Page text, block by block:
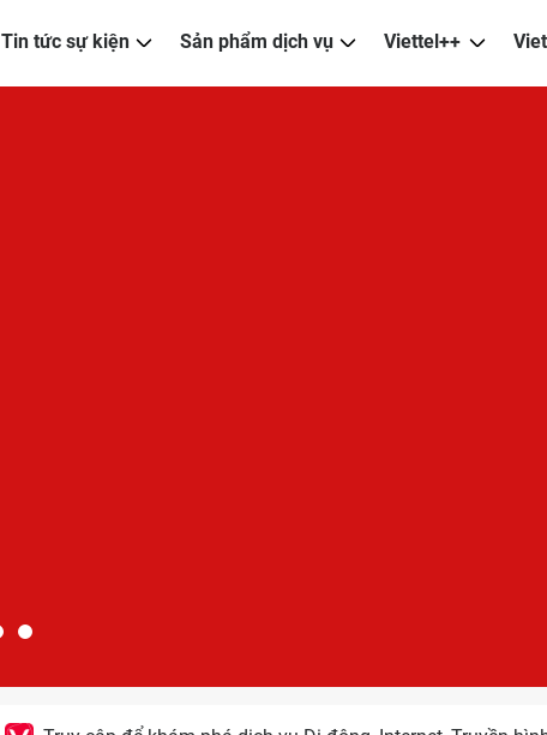
Tin tức sự kiện Sản phẩm dịch vụ Viettel++